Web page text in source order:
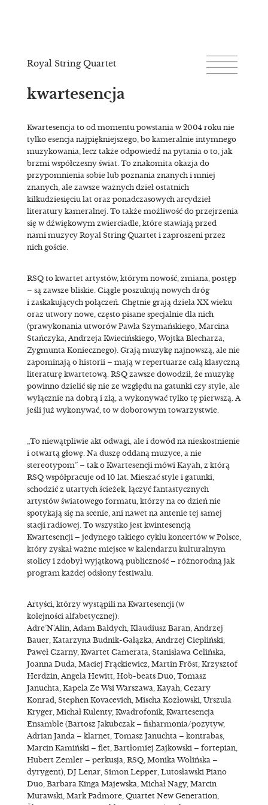
Royal String Quartet
kwartesencja
Kwartesencja to od momentu powstania w 2004 roku nie
tylko esencja najpiękniejszego, bo kameralnie intymnego
muzykowania, lecz także odpowiedź na pytania o to, jak
brzmi współczesny świat. To znakomita okazja do
przypomnienia sobie lub poznania znanych i mniej
znanych, ale zawsze ważnych dzieł ostatnich
kilkudziesięciu lat oraz ponadczasowych arcydzieł
literatury kameralnej. To także możliwość do przejrzenia
się w dźwiękowym zwierciadle, które stawiają przed
nami muzycy Royal String Quartet i zaproszeni przez
nich goście.
RSQ to kwartet artystów, którym nowość, zmiana, postęp
– są zawsze bliskie. Ciągle poszukują nowych dróg
i zaskakujących połączeń. Chętnie grają dzieła XX wieku
oraz utwory nowe, często pisane specjalnie dla nich
(prawykonania utworów Pawła Szymańskiego, Marcina
Stańczyka, Andrzeja Kwiecińskiego, Wojtka Blecharza,
Zygmunta Koniecznego). Grają muzykę najnowszą, ale nie
zapominają o historii – mają w repertuarze całą klasyczną
literaturę kwartetową. RSQ zawsze dowodził, że muzykę
powinno dzielić się nie ze względu na gatunki czy style, ale
wyłącznie na dobrą i złą, a wykonywać tylko tę pierwszą. A
jeśli już wykonywać, to w doborowym towarzystwie.
„To niewątpliwie akt odwagi, ale i dowód na nieskostnienie
i otwartą głowę. Na duszę oddaną muzyce, a nie
stereotypom” – tak o Kwartesencji mówi Kayah, z którą
RSQ współpracuje od 10 lat. Mieszać style i gatunki,
schodzić z utartych ścieżek, łączyć fantastycznych
artystów światowego formatu, którzy na co dzień nie
spotykają się na scenie, ani nawet na antenie tej samej
stacji radiowej. To wszystko jest kwintesencją
Kwartesencji – jedynego takiego cyklu koncertów w Polsce,
który zyskał ważne miejsce w kalendarzu kulturalnym
stolicy i zdobył wyjątkową publiczność – różnorodną jak
program każdej odsłony festiwalu.
Artyści, którzy wystąpili na Kwartesencji (w
kolejności alfabetycznej):
Adre’N’Alin, Adam Bałdych, Klaudiusz Baran, Andrzej
Bauer, Katarzyna Budnik-Gałązka, Andrzej Ciepliński,
Paweł Czarny, Kwartet Camerata, Stanisława Celińska,
Joanna Duda, Maciej Frąckiewicz, Martin Fröst, Krzysztof
Herdzin, Angela Hewitt, Hob-beats Duo, Tomasz
Januchta, Kapela Ze Wsi Warszawa, Kayah, Cezary
Konrad, Stephen Kovacevich, Mischa Kozłowski, Urszula
Kryger, Michał Kulenty, Kwadrofonik, Kwartesencja
Ensamble (Bartosz Jakubczak – fisharmonia/pozytyw,
Adrian Janda – klarnet, Tomasz Januchta – kontrabas,
Marcin Kamiński – flet, Bartłomiej Zajkowski – fortepian,
Hubert Zemler – perkusja, RSQ, Monika Wolińska –
dyrygent), DJ Lenar, Simon Lepper, Lutosławski Piano
Duo, Barbara Kinga Majewska, Michał Nagy, Marcin
Murawski, Mark Padmore, Quartet New Generation,